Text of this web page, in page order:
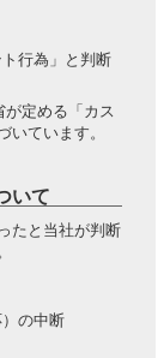
行為」と判断
定める「カス
ています。
いて
たと当社が判断
の中断